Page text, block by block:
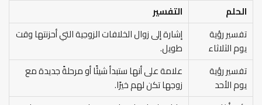
الحلم
التفسير
تفسير رؤية
يوم الثلاثاء
إشارة إلى زوال الخلافات الزوجية التي أحزنتها وقت
طويل.
تفسير رؤية
يوم الأحد
علامة على أنها ستبدأ شيئًا أو مرحلةً جديدة مع
زوجها تكن لهم خيرًا.